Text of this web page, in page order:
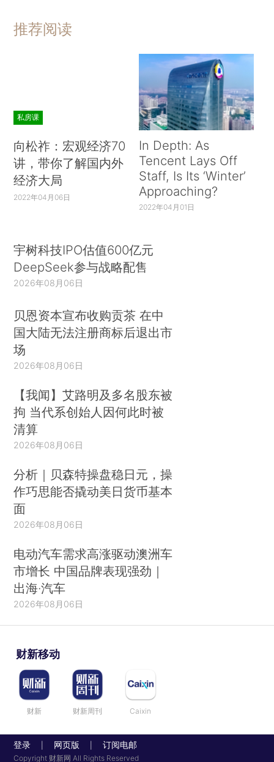
推荐阅读
私房课
向松祚：宏观经济70
讲，带你了解国内外
经济大局
2022年04月06日
In Depth: As
Tencent Lays Off
Staff, Is Its ‘Winter’
Approaching?
2022年04月01日
宇树科技IPO估值600亿元
DeepSeek参与战略配售
2026年08月06日
贝恩资本宣布收购贡茶 在中
国大陆无法注册商标后退出市
场
2026年08月06日
【我闻】艾路明及多名股东被
拘 当代系创始人因何此时被
清算
2026年08月06日
分析｜贝森特操盘稳日元，操
作巧思能否撬动美日货币基本
面
2026年08月06日
电动汽车需求高涨驱动澳洲车
市增长 中国品牌表现强劲｜
出海·汽车
2026年08月06日
财新移动
财新 财新周刊 Caixin
登录 网页版 订阅电邮
Copyright 财新网 All Rights Reserved